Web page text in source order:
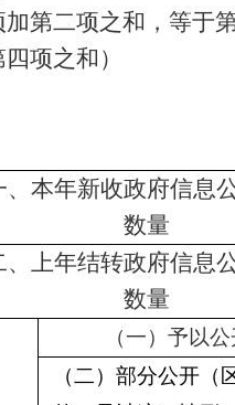
加第二项之和，等于
项之和）
、本年新收政府信息
数量
、上年结转政府信息
数量
（一）予以
（二）部分公开（